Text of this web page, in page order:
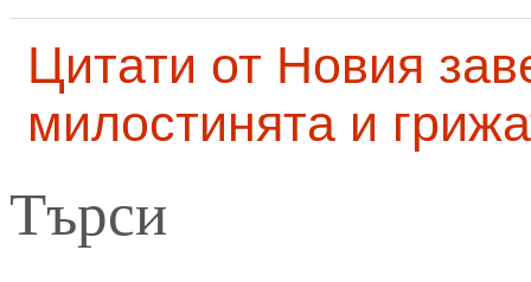
Цитати от Новия
милостинята и
Търси